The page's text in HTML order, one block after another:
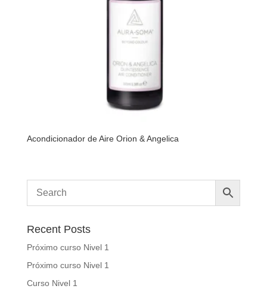
Acondicionador de Aire Orion & Angelica
Recent Posts
Próximo curso Nivel 1
Próximo curso Nivel 1
Curso Nivel 1